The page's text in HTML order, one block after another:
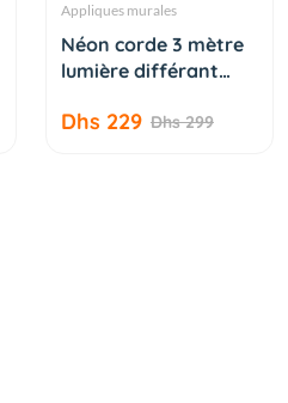
PANIER
Appliques murales
Néon corde 3 mètre
lumière différant
Dhs 229 Dhs 299